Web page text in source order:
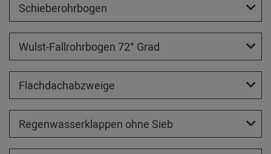
Schieberohrbogen
Wulst-Fallrohrbogen 72° Grad
Flachdachabzweige
Regenwasserklappen ohne Sieb